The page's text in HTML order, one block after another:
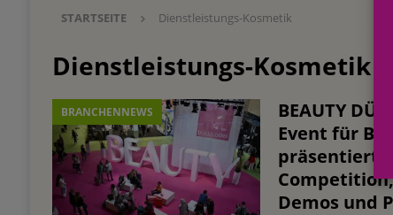
Einkauf
EINZELHANDEL
[ 3. August 2026 ] mehr vom leben tag: dm
Blaulicht-Organisationen
[ 29. Juli 2026 ] Beiersdorf Hautmikrobiom-
Erforschung
PRODUKTENTWICKLUNG
[ 6. August 2026 ]
Beiersdorf
UNTERNEHMEN
STARTSEITE Dienstleistungs-Kosmetik
Dienstleistungs-Kosmetik
BRANCHENNEWS
BEAUTY
Event für
präsentiert
Demos und